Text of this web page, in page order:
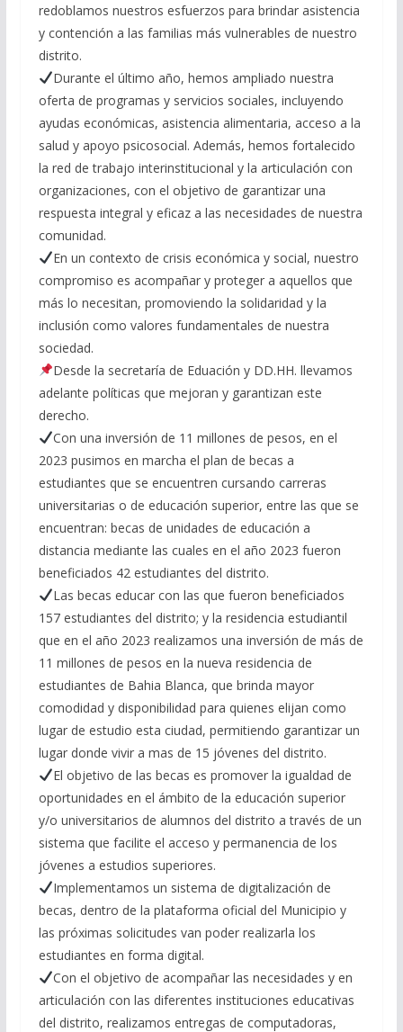
redoblamos nuestros esfuerzos para brindar asistencia
y contención a las familias más vulnerables de nuestro
distrito.
Durante el último año, hemos ampliado nuestra
oferta de programas y servicios sociales, incluyendo
ayudas económicas, asistencia alimentaria, acceso a la
salud y apoyo psicosocial. Además, hemos fortalecido
la red de trabajo interinstitucional y la articulación con
organizaciones, con el objetivo de garantizar una
respuesta integral y eficaz a las necesidades de nuestra
comunidad.
En un contexto de crisis económica y social, nuestro
compromiso es acompañar y proteger a aquellos que
más lo necesitan, promoviendo la solidaridad y la
inclusión como valores fundamentales de nuestra
sociedad.
Desde la secretaría de Eduación y DD.HH. llevamos
adelante políticas que mejoran y garantizan este
derecho.
Con una inversión de 11 millones de pesos, en el
2023 pusimos en marcha el plan de becas a
estudiantes que se encuentren cursando carreras
universitarias o de educación superior, entre las que se
encuentran: becas de unidades de educación a
distancia mediante las cuales en el año 2023 fueron
beneficiados 42 estudiantes del distrito.
Las becas educar con las que fueron beneficiados
157 estudiantes del distrito; y la residencia estudiantil
que en el año 2023 realizamos una inversión de más de
11 millones de pesos en la nueva residencia de
estudiantes de Bahia Blanca, que brinda mayor
comodidad y disponibilidad para quienes elijan como
lugar de estudio esta ciudad, permitiendo garantizar un
lugar donde vivir a mas de 15 jóvenes del distrito.
El objetivo de las becas es promover la igualdad de
oportunidades en el ámbito de la educación superior
y/o universitarios de alumnos del distrito a través de un
sistema que facilite el acceso y permanencia de los
jóvenes a estudios superiores.
Implementamos un sistema de digitalización de
becas, dentro de la plataforma oficial del Municipio y
las próximas solicitudes van poder realizarla los
estudiantes en forma digital.
Con el objetivo de acompañar las necesidades y en
articulación con las diferentes instituciones educativas
del distrito, realizamos entregas de computadoras,